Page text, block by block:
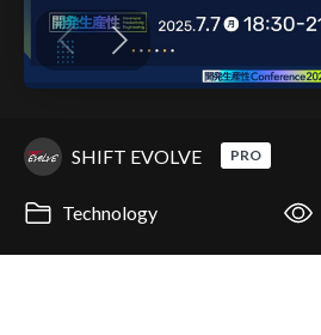
SHIFT EVOLVE PRO
Technology